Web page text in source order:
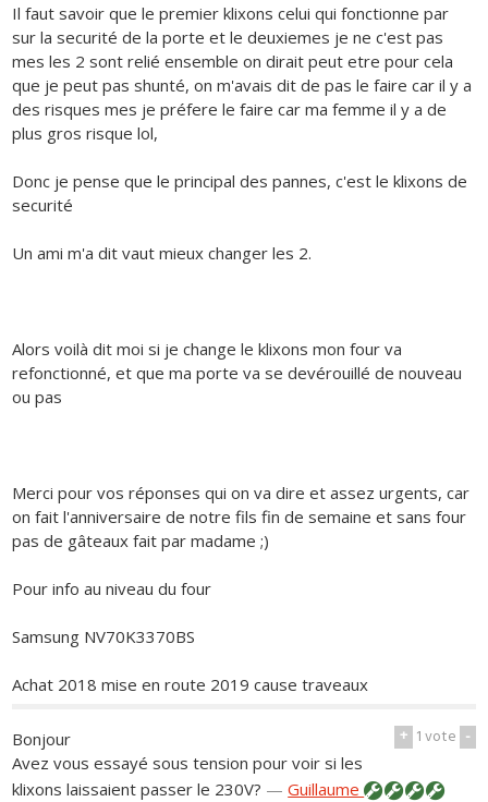
Il faut savoir que le premier klixons celui qui fonctionne par
sur la securité de la porte et le deuxiemes je ne c'est pas
mes les 2 sont relié ensemble on dirait peut etre pour cela
que je peut pas shunté, on m'avais dit de pas le faire car il y a
des risques mes je préfere le faire car ma femme il y a de
plus gros risque lol,
Donc je pense que le principal des pannes, c'est le klixons de
securité
Un ami m'a dit vaut mieux changer les 2.
Alors voilà dit moi si je change le klixons mon four va
refonctionné, et que ma porte va se devérouillé de nouveau
ou pas
Merci pour vos réponses qui on va dire et assez urgents, car
on fait l'anniversaire de notre fils fin de semaine et sans four
pas de gâteaux fait par madame ;)
Pour info au niveau du four
Samsung NV70K3370BS
Achat 2018 mise en route 2019 cause traveaux
+ 1vote -
Bonjour
Avez vous essayé sous tension pour voir si les
klixons laissaient passer le 230V? —Guillaume